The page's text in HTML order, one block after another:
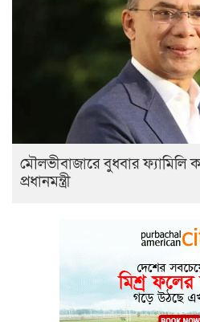
মৌলভীবাজারে বুধবার ফ্যামিলি
প্রধানমন্ত্রী